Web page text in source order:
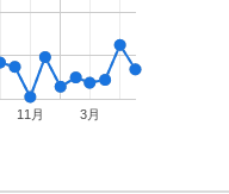
11月 3月